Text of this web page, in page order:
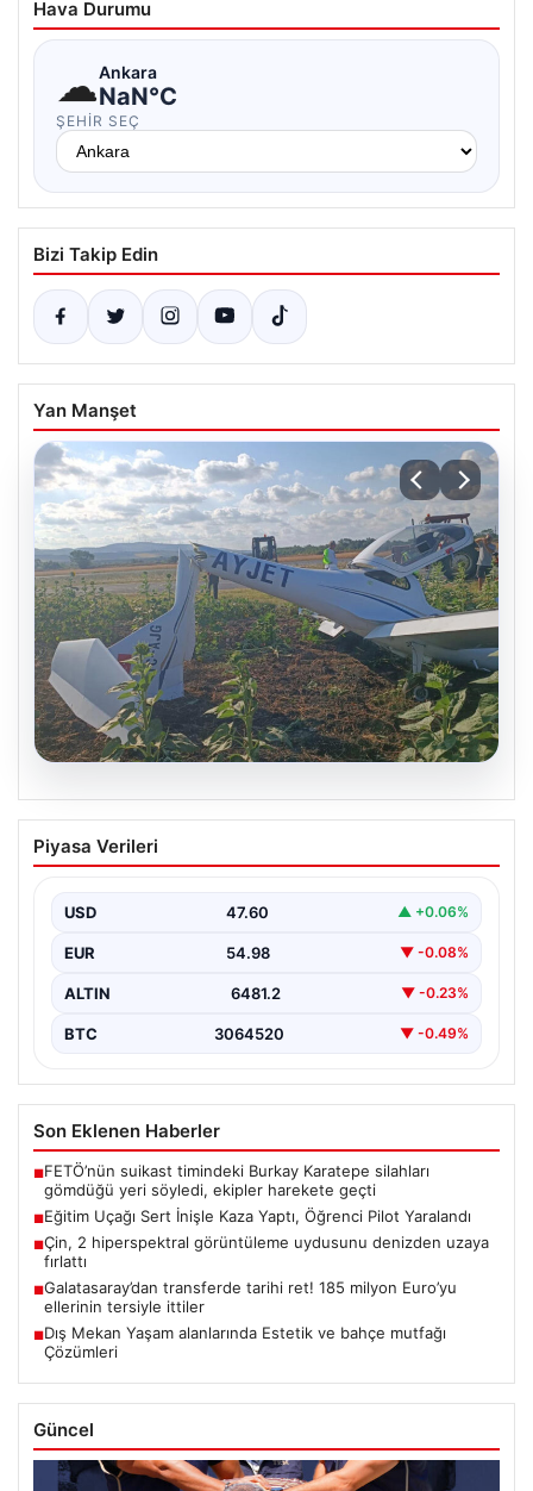
Hava Durumu
☁Ankara
NaN°C
ŞEHIR SEÇ
Bizi Takip Edin
Yan Manşet
Eğitim Uçağı Sert İnişle Kaza Yaptı,
Öğrenci Pilot Yaralandı
yakınlarında gerçekleştirilen eğitim uçuşu sırasında
beklenmedik bir kaza yaşandı.…
Piyasa Verileri
USD 47.60 ▲ +0.06%
EUR 54.98 ▼ -0.08%
ALTIN 6481.2 ▼ -0.23%
BTC 3064520 ▼ -0.49%
Son Eklenen Haberler
■FETÖ’nün suikast timindeki Burkay Karatepe silahları
gömdüğü yeri söyledi, ekipler harekete geçti
■Eğitim Uçağı Sert İnişle Kaza Yaptı, Öğrenci Pilot Yaralandı
■Çin, 2 hiperspektral görüntüleme uydusunu denizden uzaya
fırlattı
■Galatasaray’dan transferde tarihi ret! 185 milyon Euro’yu
ellerinin tersiyle ittiler
■Dış Mekan Yaşam alanlarında Estetik ve bahçe mutfağı
Çözümleri
Güncel